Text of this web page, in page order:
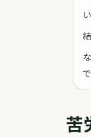
苦